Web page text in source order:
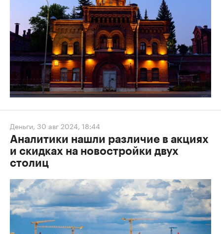
Деньги, 30 авг 2024, 18:44
Аналитики нашли различие в акциях
и скидках на новостройки двух
столиц